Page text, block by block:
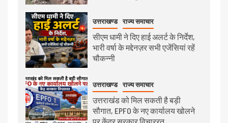
उत्तराखण्ड राज्य समाचार
सीएम धामी ने दिए हाई अलर्ट के निर्देश,
भारी वर्षा के मद्देनज़र सभी एजेंसियां रहें
चौकन्नी
उत्तराखण्ड राज्य समाचार
उत्तराखंड को मिल सकती है बड़ी
सौगात, EPFO के नए कार्यालय खोलने